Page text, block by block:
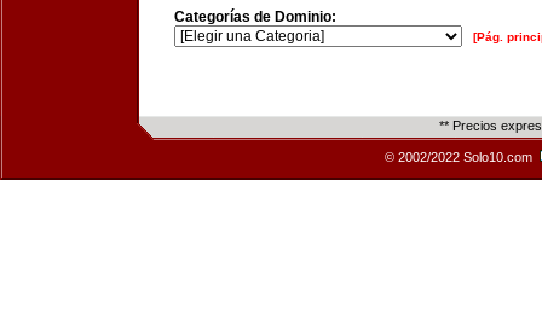
Categorías de Dominio:
[Pág.
** Precios
© 2002/2022 Solo10.com